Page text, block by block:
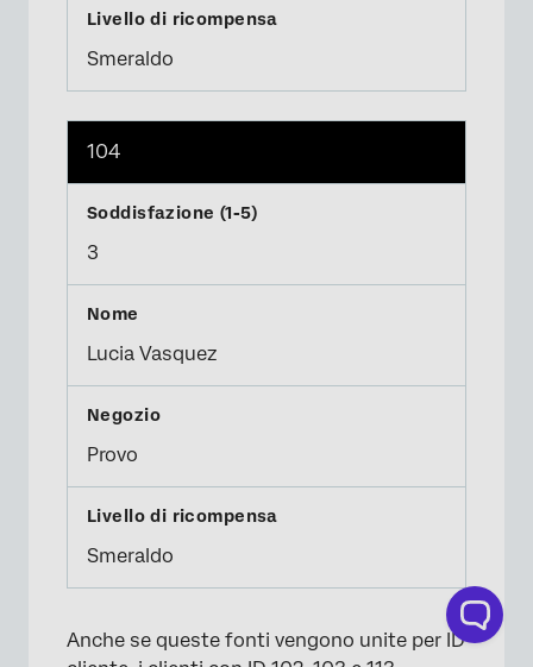
Smeraldo
104
3
Lucia Vasquez
Provo
Smeraldo
Anche se queste fonti vengono unite per ID